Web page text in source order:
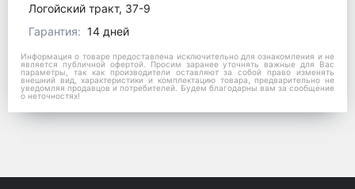
Логойский тракт, 37-9
Гарантия: 14 дней
Информация о товаре предоставлена исключительно для ознакомления и не
является публичной офертой. Просим заранее уточнять важные для Вас
параметры, так как производители оставляют за собой право изменять
внешний вид, характеристики и комплектацию товара, предварительно не
уведомляя продавцов и потребителей. Будем благодарны вам за сообщение
о неточностях!